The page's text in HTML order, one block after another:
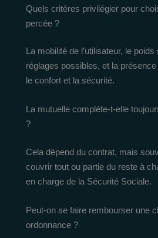
Quels critères privilégier pour
percée ?
La mobilité de l’utilisateur, le
réglages possibles, et la
le confort et la sécurité.
La mutuelle complète-t-elle
?
Cela dépend du contrat, mais
couvrir tout ou partie du reste à
en charge de la Sécurité Sociale.
Peut-on se faire rembourser une
ordonnance ?